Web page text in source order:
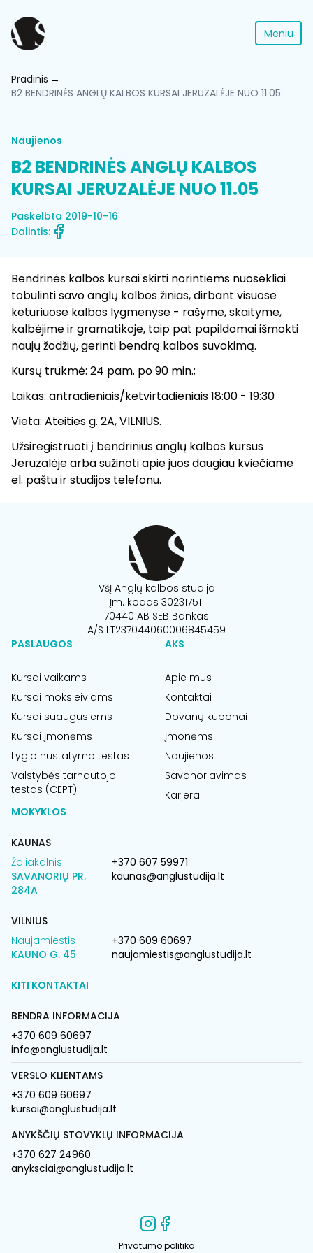
Meniu
Pradinis
B2 BENDRINĖS ANGLŲ KALBOS KURSAI JERUZALĖJE NUO 11.05
Naujienos
B2 BENDRINĖS ANGLŲ KALBOS
KURSAI JERUZALĖJE NUO 11.05
Paskelbta 2019-10-16
Dalintis:
Bendrinės kalbos kursai skirti norintiems nuosekliai
tobulinti savo anglų kalbos žinias, dirbant visuose
keturiuose kalbos lygmenyse - rašyme, skaityme,
kalbėjime ir gramatikoje, taip pat papildomai išmokti
naujų žodžių, gerinti bendrą kalbos suvokimą.
Kursų trukmė: 24 pam. po 90 min.;
Laikas: antradieniais/ketvirtadieniais 18:00 - 19:30
Vieta: Ateities g. 2A, VILNIUS.
Užsiregistruoti į bendrinius anglų kalbos kursus
Jeruzalėje arba sužinoti apie juos daugiau kviečiame
el. paštu ir studijos telefonu.
VšĮ Anglų kalbos studija
Įm. kodas 302317511
70440 AB SEB Bankas
A/S LT237044060006845459
PASLAUGOS
Kursai vaikams
Kursai moksleiviams
Kursai suaugusiems
Kursai įmonėms
Lygio nustatymo testas
Valstybės tarnautojo
testas (CEPT)
AKS
Apie mus
Kontaktai
Dovanų kuponai
Įmonėms
Naujienos
Savanoriavimas
Karjera
MOKYKLOS
KAUNAS
Žaliakalnis
SAVANORIŲ PR.
284A
+370 607 59971
kaunas@anglustudija.lt
VILNIUS
Naujamiestis
KAUNO G. 45
+370 609 60697
naujamiestis@anglustudija.lt
KITI KONTAKTAI
BENDRA INFORMACIJA
+370 609 60697
info@anglustudija.lt
VERSLO KLIENTAMS
+370 609 60697
kursai@anglustudija.lt
ANYKŠČIŲ STOVYKLŲ INFORMACIJA
+370 627 24960
anyksciai@anglustudija.lt
Privatumo politika